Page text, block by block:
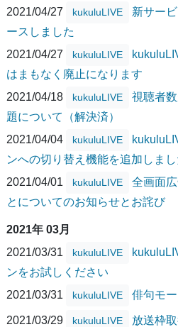
2021/04/27
kukuluLIVE
新サー
ースしました
2021/04/27
kukuluLIVE
はまもなく廃止になります
2021/04/18
kukuluLIVE
視聴者
題について（解決済）
2021/04/04
kukuluLIVE
ンへの切り替え機能を追加しまし
2021/04/01
kukuluLIVE
全画面
とについてのお知らせとお詫び
2021年 03月
2021/03/31
kukuluLIVE
ンをお試しください
2021/03/31
kukuluLIVE 俳句モ
2021/03/29 kukuluLIVE
放送枠